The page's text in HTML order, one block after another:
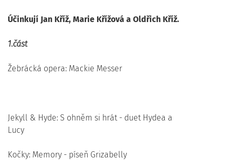
Účinkují Jan Kříž, Marie Křížová a Oldřich Kříž.
1.část
Žebrácká opera: Mackie Messer
Jekyll & Hyde: S ohněm si hrát - duet Hydea a
Lucy
Kočky: Memory - píseň Grizabelly